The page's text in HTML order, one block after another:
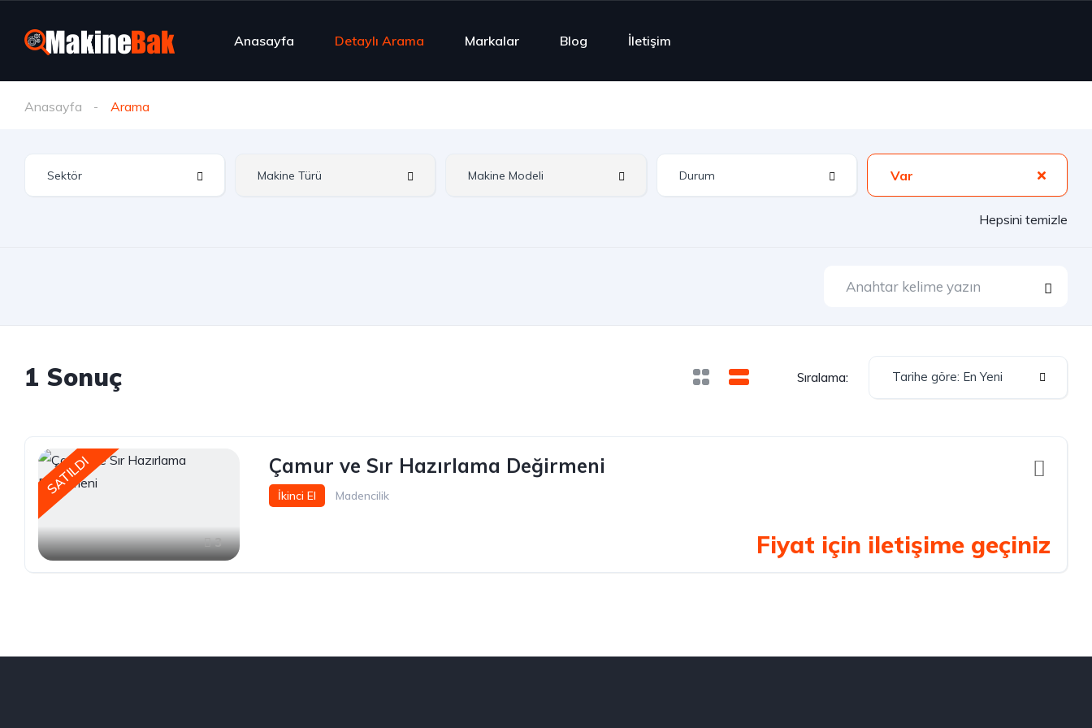
Anasayfa Detaylı Arama Markalar Blog İletişim
Anasayfa Arama
Var
Hepsini temizle
1 Sonuç Sıralama: Tarihe göre: En Yeni
SATILDI
3
Çamur ve Sır Hazırlama Değirmeni
İkinci El Madencilik
Fiyat için iletişime geçiniz